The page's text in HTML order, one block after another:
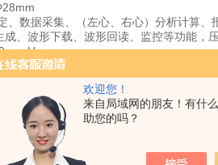
欢迎您！
来自局域网的朋友！有什
助您的吗？
、数据采集、（左心、右心）分析计算、
、波形下载、波形回读、监控等功能，
mmHg
领域
及GB 12279 - 2008《心血管植入物 人工
膜植入前的安全性与有效性，减少临床失
等技术可视化流场特性，辅助优化设
上市前验证的核心工具，直接关系到瓣